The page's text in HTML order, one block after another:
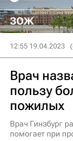
ЗОЖ
12:55 19.04.2023
Врач
пользу
пожилых
Врач Гинзбург
помогает при